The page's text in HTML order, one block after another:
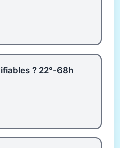
? 22°-68h